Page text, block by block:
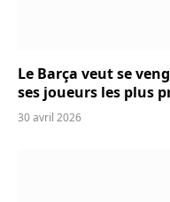
Le Barça veut se
ses joueurs les plus
30 avril 2026